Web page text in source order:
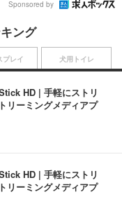
Sponsored by
ング
HD | 手軽にストリ
リーミングメディアプ
HD | 手軽にストリ
リーミングメディアプ
プレイ 犬用トイレ